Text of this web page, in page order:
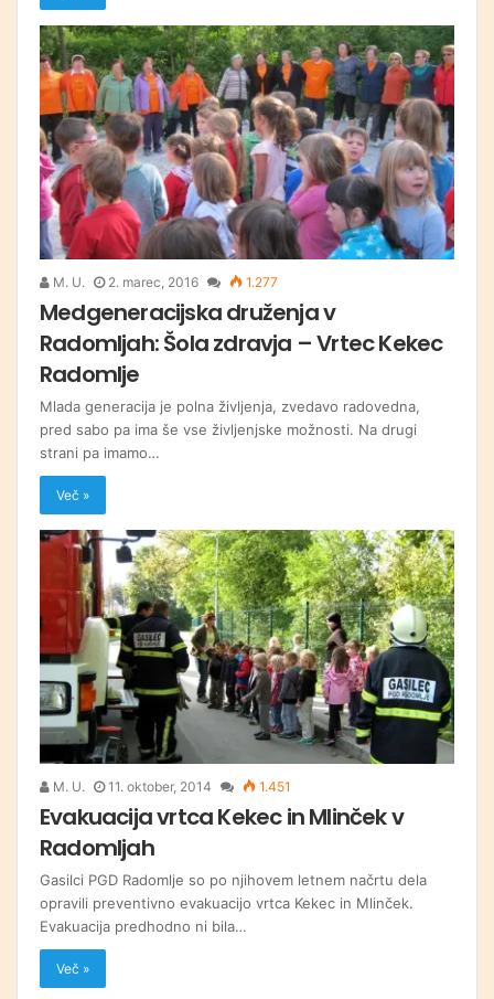
M. U. 2. marec, 2016 1.277
Medgeneracijska druženja v
Radomljah: Šola zdravja – Vrtec Kekec
Radomlje
Mlada generacija je polna življenja, zvedavo radovedna,
pred sabo pa ima še vse življenjske možnosti. Na drugi
strani pa imamo…
Več »
M. U. 11. oktober, 2014 1.451
Evakuacija vrtca Kekec in Mlinček v
Radomljah
Gasilci PGD Radomlje so po njihovem letnem načrtu dela
opravili preventivno evakuacijo vrtca Kekec in Mlinček.
Evakuacija predhodno ni bila…
Več »